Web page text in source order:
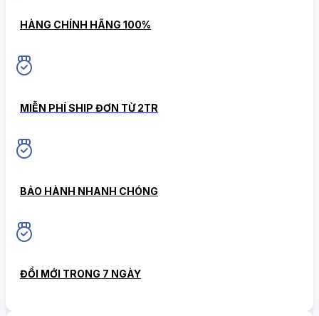
HÀNG CHÍNH HÃNG 100%
MIỄN PHÍ SHIP ĐƠN TỪ 2TR
BẢO HÀNH NHANH CHÓNG
ĐỔI MỚI TRONG 7 NGÀY